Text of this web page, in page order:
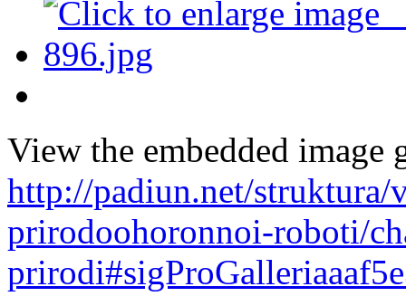
View the embedded image
http://padiun.net/
prirodoohoronnoi-roboti/